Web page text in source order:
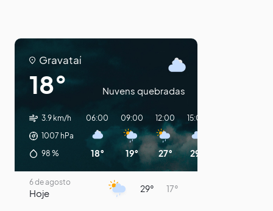
Gravataí
18° Nuvens quebradas
3.9 km/h
1007 hPa
98 %
06:00
18°
09:00
19°
12:00
27°
15:00
29°
6 de agosto
Hoje 29° 17°